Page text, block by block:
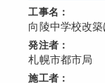
工事名：
向陵中学校改
発注者：
札幌市都市局
施工者：